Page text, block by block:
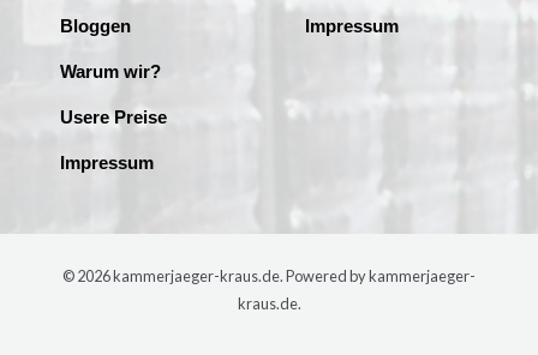
Bloggen
Warum wir?
Usere Preise
Impressum
Impressum
© 2026 kammerjaeger-kraus.de. Powered by kammerjaeger-
kraus.de.